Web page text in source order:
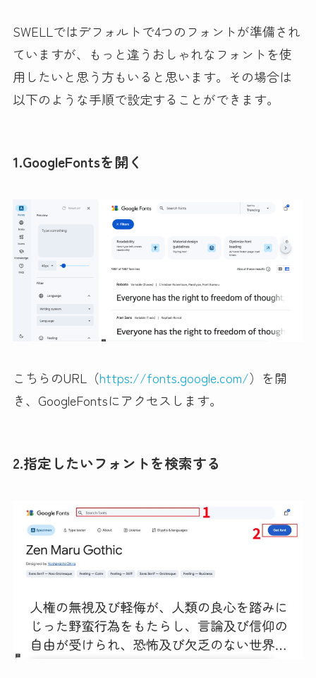
SWELLではデフォルトで4つのフォントが準備され
ていますが、もっと違うおしゃれなフォントを使
用したいと思う方もいると思います。その場合は
以下のような手順で設定することができます。
1.GoogleFontsを開く
こちらのURL（https://fonts.google.com/）を開
き、GoogleFontsにアクセスします。
2.指定したいフォントを検索する